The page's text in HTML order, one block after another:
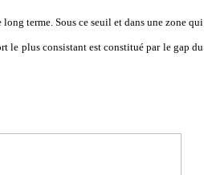
terme. Sous ce seuil et dans une zone qui
le plus consistant est constitué par le gap du